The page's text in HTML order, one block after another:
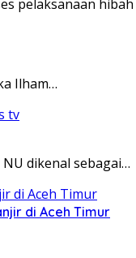
pelaksanaan
Ilham…
dikenal sebagai…
di Aceh Timur